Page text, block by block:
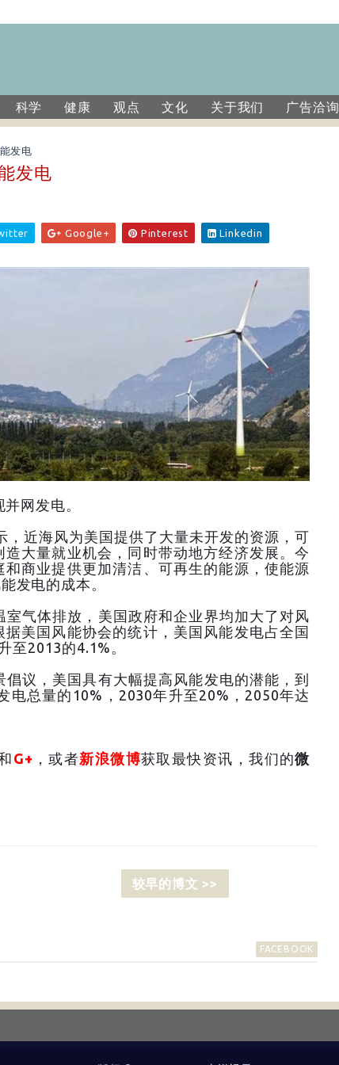
科学 健康 观点 文化 关于我们 广告洽询
发电
发电
Google+ Pinterest Linkedin
网发电。
近海风为美国提供了大量未开发的资源，可
大量就业机会，同时带动地方经济发展。今
商业提供更加清洁、可再生的能源，使能源
发电的成本。
气体排放，美国政府和企业界均加大了对风
美国风能协会的统计，美国风能发电占全国
至2013的4.1%。
议，美国具有大幅提高风能发电的潜能，到
电总量的10%，2030年升至20%，2050年达
G+ ，或者新浪微博获取最快资讯，我们的微
较早的博文 >>
FACEBOOK